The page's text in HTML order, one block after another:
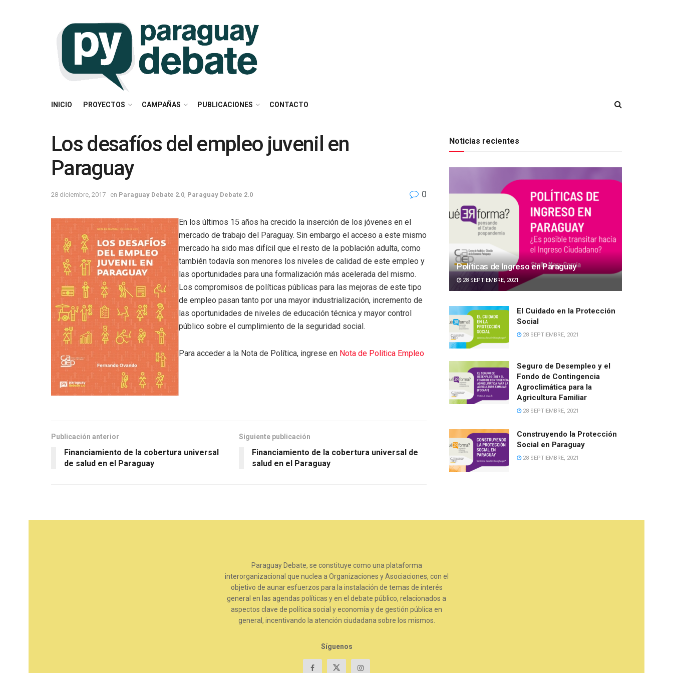
INICIO PROYECTOS CAMPAÑAS PUBLICACIONES CONTACTO
Los desafíos del empleo juvenil en
Paraguay
28 diciembre, 2017 en Paraguay Debate 2.0 Paraguay Debate 2.0 0
En los últimos 15 años ha crecido la inserción de los jóvenes en el
mercado de trabajo del Paraguay. Sin embargo el acceso a este mismo
mercado ha sido mas difícil que el resto de la población adulta, como
también todavía son menores los niveles de calidad de este empleo y
las oportunidades para una formalización más acelerada del mismo.
Los compromisos de políticas públicas para las mejoras de este tipo
de empleo pasan tanto por una mayor industrialización, incremento de
las oportunidades de niveles de educación técnica y mayor control
público sobre el cumplimiento de la seguridad social.
Para acceder a la Nota de Política, ingrese en Nota de Politica Empleo
Publicación anterior
Financiamiento de la cobertura universal
de salud en el Paraguay
Siguiente publicación
Financiamiento de la cobertura universal de
salud en el Paraguay
Noticias recientes
Políticas de Ingreso en Paraguay
28 SEPTIEMBRE, 2021
El Cuidado en la Protección
Social
28 SEPTIEMBRE, 2021
Seguro de Desempleo y el
Fondo de Contingencia
Agroclimática para la
Agricultura Familiar
28 SEPTIEMBRE, 2021
Construyendo la Protección
Social en Paraguay
28 SEPTIEMBRE, 2021
Paraguay Debate, se constituye como una plataforma
interorganizacional que nuclea a Organizaciones y Asociaciones, con el
objetivo de aunar esfuerzos para la instalación de temas de interés
general en las agendas políticas y en el debate público, relacionados a
aspectos clave de política social y economía y de gestión pública en
general, incentivando la atención ciudadana sobre los mismos.
Síguenos